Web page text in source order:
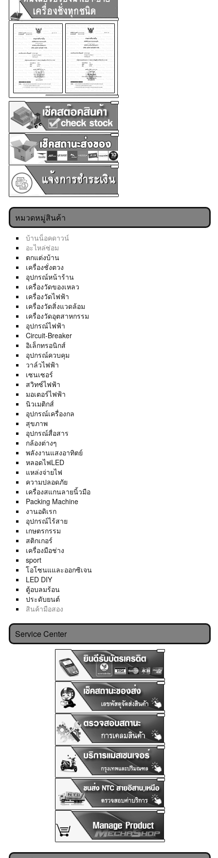
หมวดหมู่สินค้า
บ้านน็อคดาวน์
อะไหล่ซ่อม
ตกแต่งบ้าน
เครื่องชั่งตวง
อุปกรณ์หน้าร้าน
เครื่องวัดของเหลว
เครื่องวัดไฟฟ้า
เครื่องวัดสิ่งแวดล้อม
เครื่องวัดอุตสาหกรรม
อุปกรณ์ไฟฟ้า
Circuit-Breaker
อิเล็กทรอนิกส์
อุปกรณ์ควบคุม
วาล์วไฟฟ้า
เซนเซอร์
สวิทซ์ไฟฟ้า
มอเตอร์ไฟฟ้า
นิวเมติกส์
อุปกรณ์เครื่องกล
สุขภาพ
อุปกรณ์สื่อสาร
กล้องต่างๆ
พลังงานแสงอาทิตย์
หลอดไฟLED
แหล่งจ่ายไฟ
ความปลอดภัย
เครื่องสแกนลายนิ้วมือ
Packing Machine
งานอดิเรก
อุปกรณ์ไร้สาย
เกษตรกรรม
สติกเกอร์
เครื่องมือช่าง
sport
โอโซนแและออกซิเจน
LED DIY
ตู้อบลมร้อน
ประดับยนต์
สินค้ามือสอง
Service Center